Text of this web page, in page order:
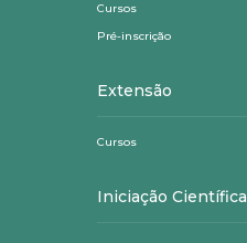
Cursos
Pré-inscrição
Extensão
Cursos
Iniciação Científica